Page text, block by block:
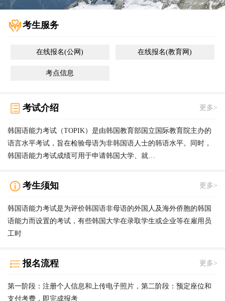
考生服务
在线报名(公网) 在线报名(教育网)
考点信息
考试介绍 更多>
韩国语能力考试（TOPIK）是由韩国教育部国立国际教育院主办的
语言水平考试，旨在检验母语为非韩国语人士的韩语水平。同时，
韩国语能力考试成绩可用于申请韩国大学、就…
考生须知 更多>
韩国语能力考试是为评价韩国语非母语的外国人及海外侨胞的韩国
语能力而设置的考试，有些韩国大学在录取学生或企业等在雇用员
工时
报名流程 更多>
第一阶段：注册个人信息和上传电子照片，第二阶段：预定座位和
支付考费，即完成报考